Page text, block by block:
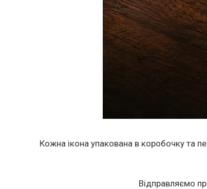
Кожна ікона упакована в коробочку та
Відправляємо